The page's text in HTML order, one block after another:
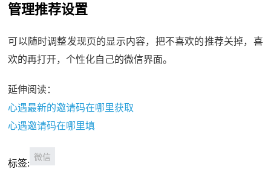
管理推荐设置
可以随时调整发现页的显示内容，把不喜欢的推荐关掉，喜
欢的再打开，个性化自己的微信界面。
延伸阅读：
心遇最新的邀请码在哪里获取
心遇邀请码在哪里填
标签:
微信